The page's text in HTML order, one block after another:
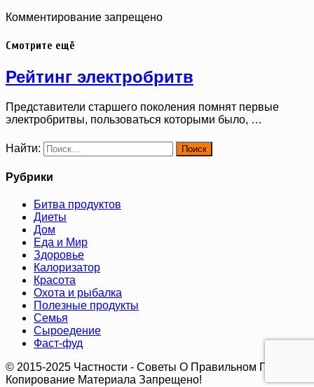
Комментирование запрещено
Смотрите ещё
Рейтинг электробритв
Представители старшего поколения помнят первые
электробритвы, пользоваться которыми было, …
Найти:
Рубрики
Битва продуктов
Диеты
Дом
Еда и Мир
Здоровье
Калоризатор
Красота
Охота и рыбалка
Полезные продукты
Семья
Сыроедение
Фаст-фуд
© 2015-2025 Частности - Советы О Правильном Питании.
Копирование Материала Запрещено!